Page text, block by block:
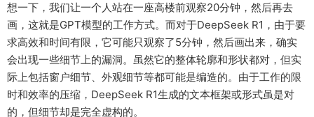
想一下，我们让一个人站在一座高楼前观察20分钟，然后再去
画，这就是GPT模型的工作方式。而对于DeepSeek R1，由于要
求高效和时间有限，它可能只观察了5分钟，然后画出来，确实
会出现一些细节上的漏洞。虽然它的整体轮廓和形状都对，但实
际上包括窗户细节、外观细节等都可能是编造的。由于工作的限
时和效率的压缩，DeepSeek R1生成的文本框架或形式虽是对
的，但细节却是完全虚构的。